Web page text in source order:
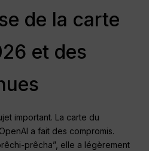
de la carte
et des
important. La carte du
a fait des compromis.
prêcha”, elle a légèrement